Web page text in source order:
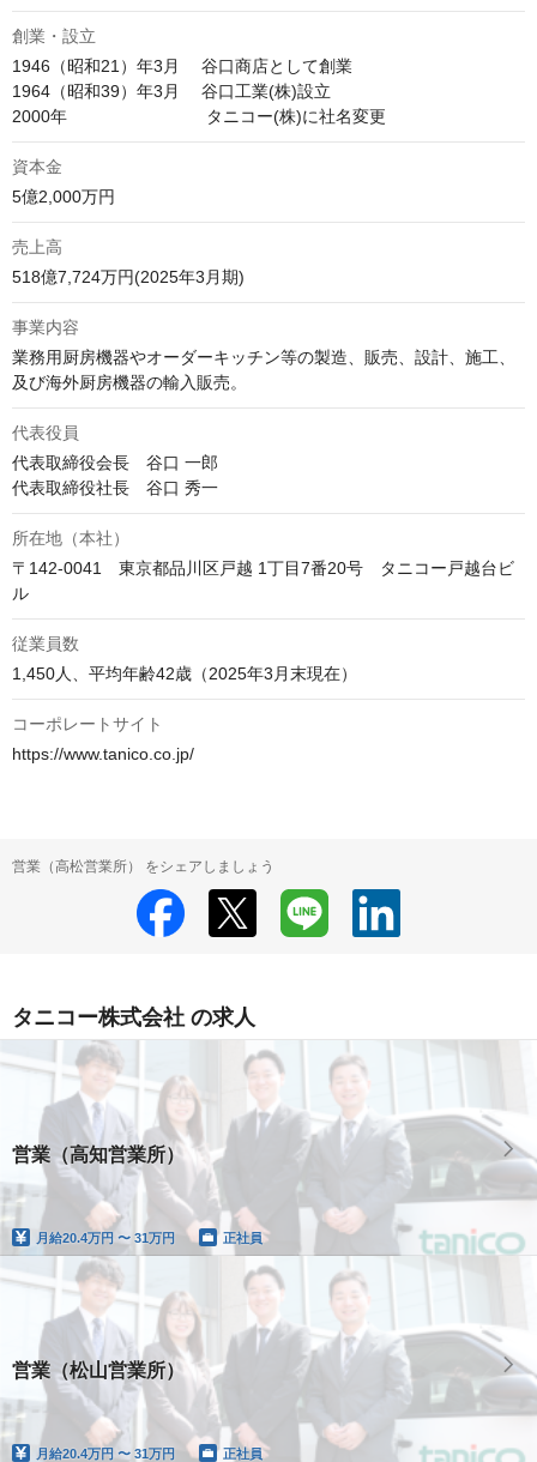
創業・設立
1946（昭和21）年3月 　谷口商店として創業
1964（昭和39）年3月 　谷口工業(株)設立
資本金
5億2,000万円
売上高
518億7,724万円(2025年3月期)
事業内容
業務用厨房機器やオーダーキッチン等の製造、販売、設計、施工、
及び海外厨房機器の輸入販売。
代表役員
代表取締役会長　谷口 一郎
代表取締役社長　谷口 秀一
所在地（本社）
〒142-0041　東京都品川区戸越 1丁目7番20号　タニコー戸越台ビ
ル
従業員数
1,450人、平均年齢42歳（2025年3月末現在）
コーポレートサイト
https://www.tanico.co.jp/
営業（高松営業所） をシェアしましょう
タニコー株式会社 の求人
営業（高知営業所）
月給20.4万円 〜 31万円 正社員
営業（松山営業所）
月給20.4万円 〜 31万円 正社員